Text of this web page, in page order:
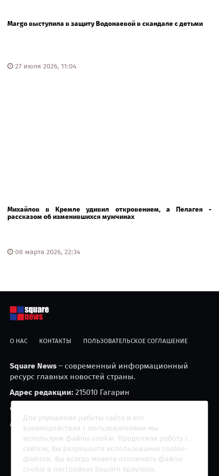
Margo выступила в защиту Водонаевой в скандале с детьми
27 июля 2026, 11:04
Михайлов в Кремле удивил откровением, а Пелагея -
рассказом об изменившихся мужчинах
08 марта 2026, 22:34
О НАС КОНТАКТЫ ПОЛЬЗОВАТЕЛЬСКОЕ СОГЛАШЕНИЕ
Square News – современный информационный
ресурс главных новостей страны.
Адрес редакции: 215010 Гагарин
e-mail:
Агрегатор новостей «Square news» (18+)
Для улучшения работы сайта и его
взаимодействия с пользователями мы
используем файлы cookie. Продолжая работу с
сайтом, Вы разрешаете использование cookie-
файлов. Вы всегда можете отключить файлы
cookie в настройках Вашего браузера.